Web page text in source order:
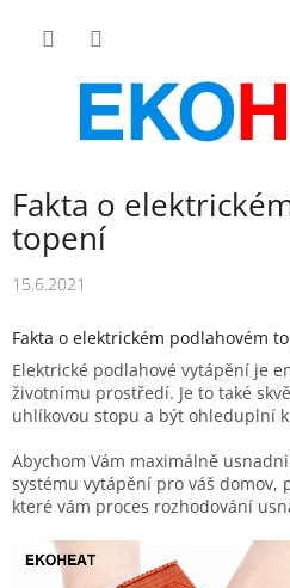
Fakta o
topení
15.6.2021
Fakta o elektrickém podlahovém
Elektrické podlahové vytápění je
životnímu prostředí. Je to také
uhlíkovou stopu a být ohleduplní
Abychom Vám maximálně
systému vytápění pro váš domov,
které vám proces rozhodování